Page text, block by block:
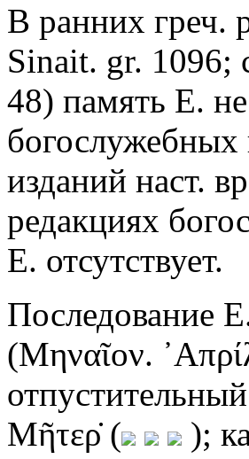
В ранних греч.
Sinait. gr.
48) память Е.
богослужебных
изданий наст.
редакциях
Е. отсутствует.
Последование
(Μηναῖον.
Μῆτερ̇ (
);